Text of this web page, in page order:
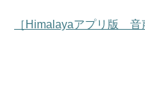
［Himalayaアプリ版 音